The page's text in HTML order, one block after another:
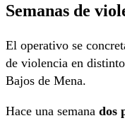
Semanas de
El operativo se
de violencia en
Bajos de Mena.
Hace una semana dos